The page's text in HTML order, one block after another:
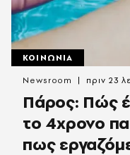
ΚΟΙΝΩΝΙΑ
Πάρος: Πώς
το 4χρονο
πως
Newsroom πριν 23